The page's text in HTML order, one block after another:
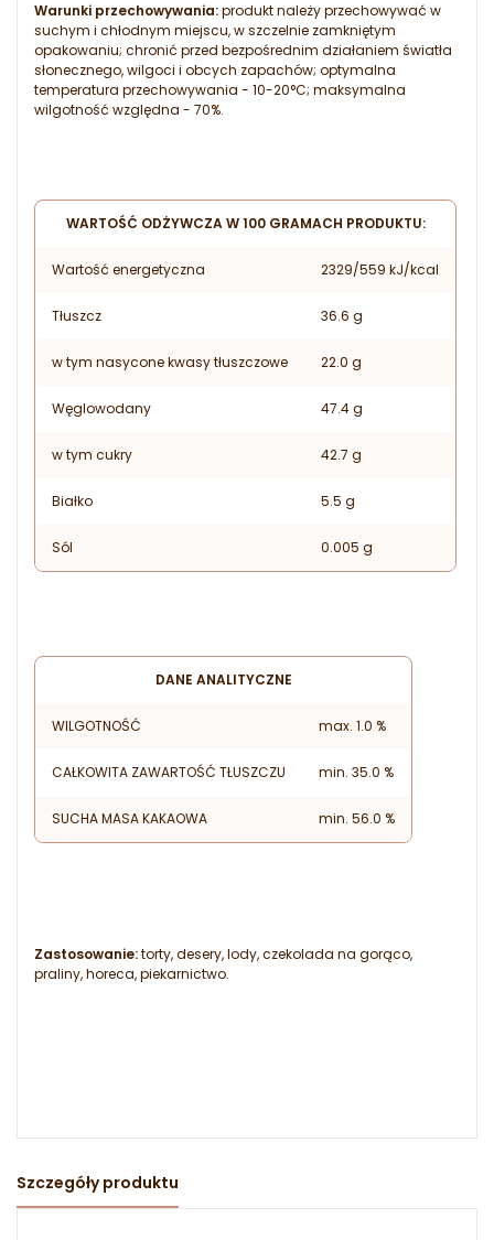
Warunki przechowywania:produkt należy przechowywać w
suchym i chłodnym miejscu, w szczelnie zamkniętym
opakowaniu; chronić przed bezpośrednim działaniem światła
słonecznego, wilgoci i obcych zapachów; optymalna
temperatura przechowywania - 10-20°C; maksymalna
wilgotność względna - 70%.
WARTOŚĆ ODŻYWCZA W 100 GRAMACH PRODUKTU:
Wartość energetyczna 2329/559 kJ/kcal
Tłuszcz 36.6 g
w tym nasycone kwasy tłuszczowe 22.0 g
Węglowodany 47.4 g
w tym cukry 42.7 g
Białko 5.5 g
Sól 0.005 g
DANE ANALITYCZNE
WILGOTNOŚĆ max. 1.0 %
CAŁKOWITA ZAWARTOŚĆ TŁUSZCZU min. 35.0 %
SUCHA MASA KAKAOWA min. 56.0 %
Zastosowanie:torty, desery, lody, czekolada na gorąco,
praliny, horeca, piekarnictwo.
Szczegóły produktu